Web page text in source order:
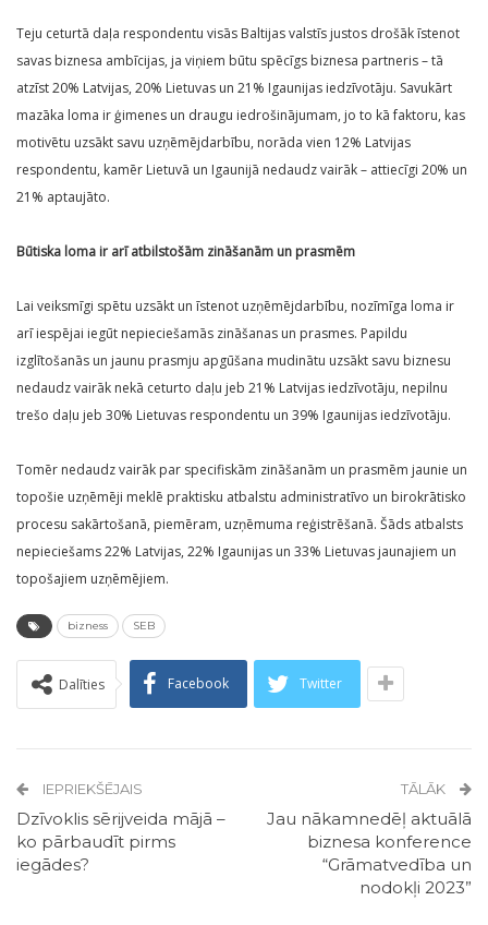
Teju ceturtā daļa respondentu visās Baltijas valstīs justos drošāk īstenot
savas biznesa ambīcijas, ja viņiem būtu spēcīgs biznesa partneris – tā
atzīst 20% Latvijas, 20% Lietuvas un 21% Igaunijas iedzīvotāju. Savukārt
mazāka loma ir ģimenes un draugu iedrošinājumam, jo to kā faktoru, kas
motivētu uzsākt savu uzņēmējdarbību, norāda vien 12% Latvijas
respondentu, kamēr Lietuvā un Igaunijā nedaudz vairāk – attiecīgi 20% un
21% aptaujāto.
Būtiska loma ir arī atbilstošām zināšanām un prasmēm
Lai veiksmīgi spētu uzsākt un īstenot uzņēmējdarbību, nozīmīga loma ir
arī iespējai iegūt nepieciešamās zināšanas un prasmes. Papildu
izglītošanās un jaunu prasmju apgūšana mudinātu uzsākt savu biznesu
nedaudz vairāk nekā ceturto daļu jeb 21% Latvijas iedzīvotāju, nepilnu
trešo daļu jeb 30% Lietuvas respondentu un 39% Igaunijas iedzīvotāju.
Tomēr nedaudz vairāk par specifiskām zināšanām un prasmēm jaunie un
topošie uzņēmēji meklē praktisku atbalstu administratīvo un birokrātisko
procesu sakārtošanā, piemēram, uzņēmuma reģistrēšanā. Šāds atbalsts
nepieciešams 22% Latvijas, 22% Igaunijas un 33% Lietuvas jaunajiem un
topošajiem uzņēmējiem.
bizness SEB
Dalīties Facebook Twitter
IEPRIEKŠĒJAIS
Dzīvoklis sērijveida mājā –
ko pārbaudīt pirms
iegādes?
TĀLĀK
Jau nākamnedēļ aktuālā
biznesa konference
“Grāmatvedība un
nodokļi 2023”